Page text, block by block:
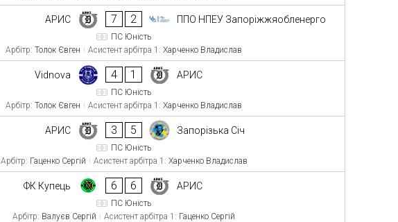
АРИС 7 2 ППО НПЕУ Запоріжжяобленерго
ПС Юність
Арбітр: Толок Євген Асистент арбітра 1: Харченко Владислав
Vidnova 4 1 АРИС
ПС Юність
Арбітр: Толок Євген Асистент арбітра 1: Харченко Владислав
АРИС 3 5 Запорізька Січ
ПС Юність
Арбітр: Гаценко Сергій Асистент арбітра 1: Харченко Владислав
ФК Купець 6 6 АРИС
ПС Юність
Арбітр: Валуєв Сергій Асистент арбітра 1: Гаценко Сергій